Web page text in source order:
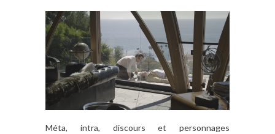
Méta, intra, discours et personnages